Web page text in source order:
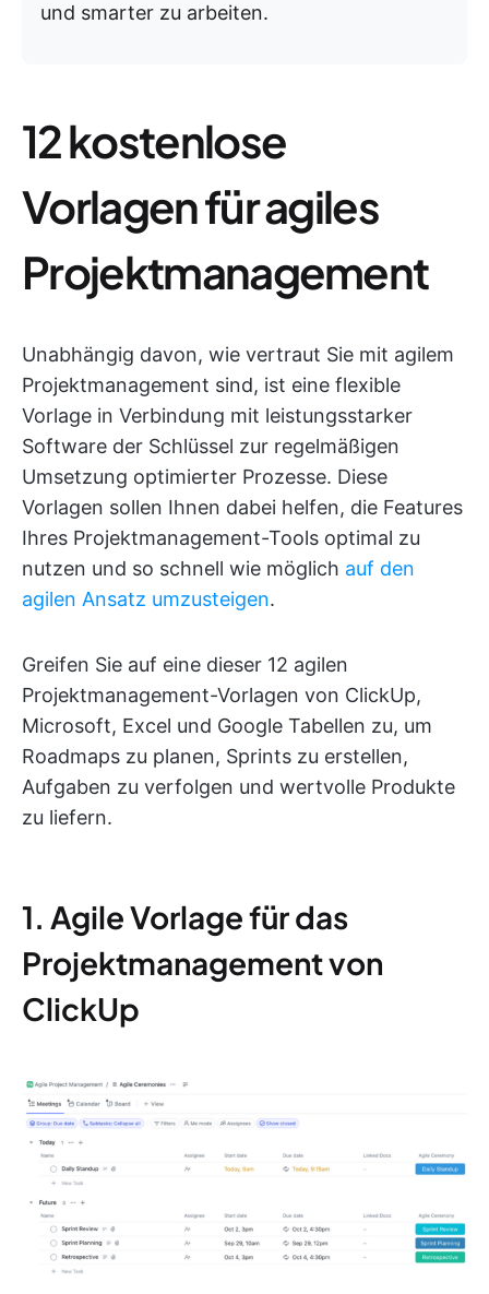
und smarter zu arbeiten.
12 kostenlose
Vorlagen für agiles
Projektmanagement
Unabhängig davon, wie vertraut Sie mit agilem
Projektmanagement sind, ist eine flexible
Vorlage in Verbindung mit leistungsstarker
Software der Schlüssel zur regelmäßigen
Umsetzung optimierter Prozesse. Diese
Vorlagen sollen Ihnen dabei helfen, die Features
Ihres Projektmanagement-Tools optimal zu
nutzen und so schnell wie möglich auf den
agilen Ansatz umzusteigen.
Greifen Sie auf eine dieser 12 agilen
Projektmanagement-Vorlagen von ClickUp,
Microsoft, Excel und Google Tabellen zu, um
Roadmaps zu planen, Sprints zu erstellen,
Aufgaben zu verfolgen und wertvolle Produkte
zu liefern.
1. Agile Vorlage für das
Projektmanagement von
ClickUp